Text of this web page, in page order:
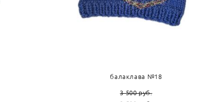
балаклава №18
3 500 pуб.